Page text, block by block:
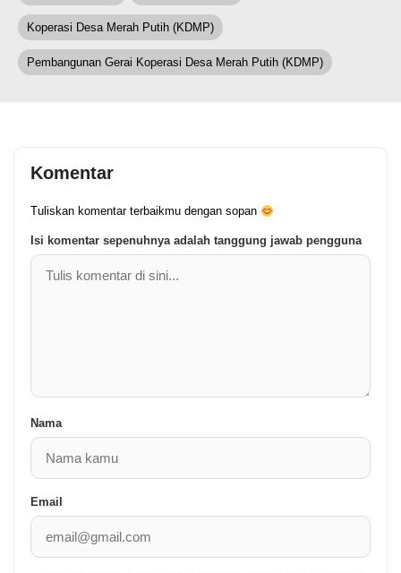
Koperasi Desa Merah Putih (KDMP)
Pembangunan Gerai Koperasi Desa Merah Putih (KDMP)
Komentar
Tuliskan komentar terbaikmu dengan sopan
Isi komentar sepenuhnya adalah tanggung jawab pengguna
Nama
Email